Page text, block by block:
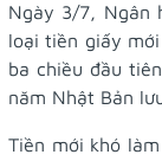
Ngày 3/7, Ngân
loại tiền giấy
ba chiều đầu
năm Nhật Bản
Tiền mới khó